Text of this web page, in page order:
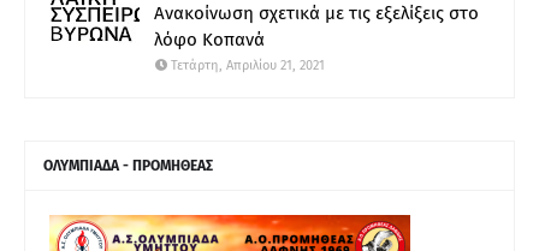
Ανακοίνωση σχετικά με τις εξελίξεις στο
λόφο Κοπανά
Τετάρτη, Απριλίου 21, 2021
ΟΛΥΜΠΙΑΔΑ - ΠΡΟΜΗΘΕΑΣ